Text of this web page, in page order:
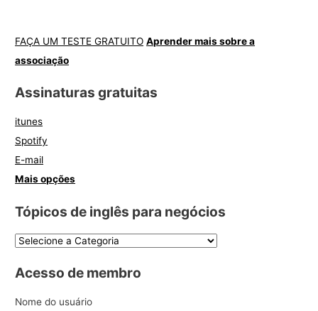
FAÇA UM TESTE GRATUITO Aprender mais sobre a
associação
Assinaturas gratuitas
itunes
Spotify
E-mail
Mais opções
Tópicos de inglês para negócios
Acesso de membro
Nome do usuário